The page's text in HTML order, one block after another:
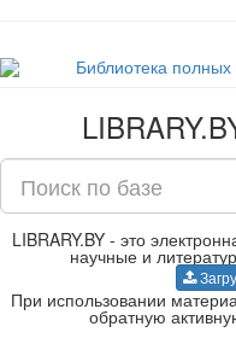
LIBRARY.BY - это
научные и
При использовании
обратную